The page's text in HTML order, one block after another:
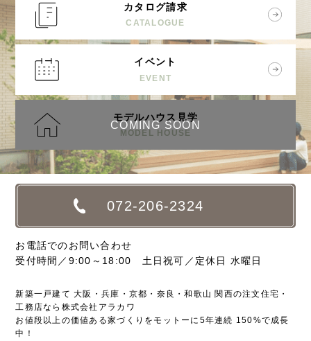
カタログ請求
CATALOGUE
イベント
EVENT
モデルハウス見学
MODEL HOUSE
COMING SOON
072-206-2324
お電話でのお問い合わせ
受付時間／9:00～18:00 土日祝可／定休日 水曜日
新築一戸建て 大阪・兵庫・京都・奈良・和歌山 関西の注文住宅・
工務店なら株式会社アラカワ
お値段以上の価値ある家づくりをモットーに5年連続 150%で成長
中！